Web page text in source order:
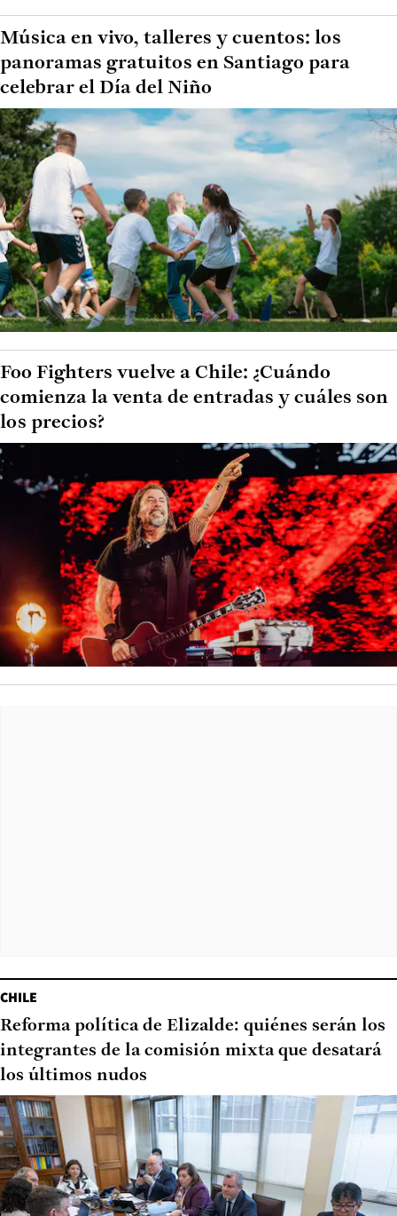
Música en vivo, talleres y cuentos: los
panoramas gratuitos en Santiago para
celebrar el Día del Niño
Foo Fighters vuelve a Chile: ¿Cuándo
comienza la venta de entradas y cuáles son
los precios?
CHILE
Reforma política de Elizalde: quiénes serán los
integrantes de la comisión mixta que desatará
los últimos nudos